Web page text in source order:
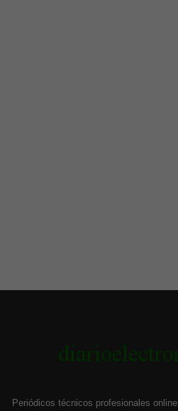
Periódicos técnicos profesionales